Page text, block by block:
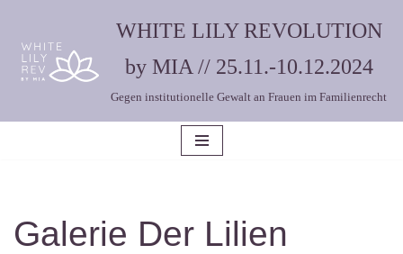
Zum
Inhalt
WHITE LILY REVOLUTION
by MIA // 25.11.-10.12.2024
Gegen institutionelle Gewalt an Frauen im Familienrecht
Galerie Der Lilien